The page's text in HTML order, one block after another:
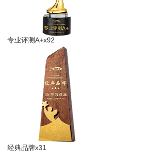
专业评测A+x92
经典品牌x31